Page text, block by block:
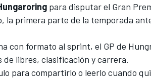
para disputarel Gran
la primera parte de la temporada
con formato al sprint, el GP de
libres, clasificación y carrera.
para compartirlo o leerlo cuando